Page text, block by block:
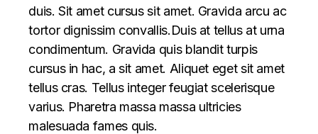
duis. Sit amet cursus sit amet. Gravida arcu ac
tortor dignissim convallis.Duis at tellus at urna
condimentum. Gravida quis blandit turpis
cursus in hac, a sit amet. Aliquet eget sit amet
tellus cras. Tellus integer feugiat scelerisque
varius. Pharetra massa massa ultricies
malesuada fames quis.